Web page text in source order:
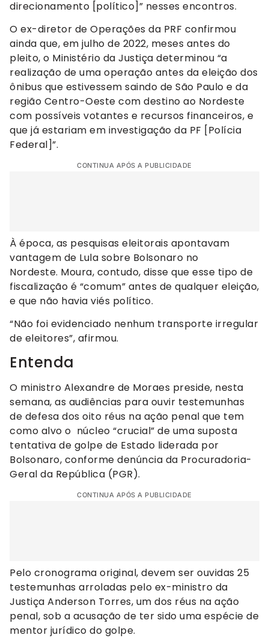
direcionamento [político]” nesses encontros.
O ex-diretor de Operações da PRF confirmou
ainda que, em julho de 2022, meses antes do
pleito, o Ministério da Justiça determinou “a
realização de uma operação antes da eleição dos
ônibus que estivessem saindo de São Paulo e da
região Centro-Oeste com destino ao Nordeste
com possíveis votantes e recursos financeiros, e
que já estariam em investigação da PF [Polícia
Federal]”.
CONTINUA APÓS A PUBLICIDADE
À época, as pesquisas eleitorais apontavam
vantagem de Lula sobre Bolsonaro no
Nordeste. Moura, contudo, disse que esse tipo de
fiscalização é “comum” antes de qualquer eleição,
e que não havia viés político.
“Não foi evidenciado nenhum transporte irregular
de eleitores”, afirmou.
Entenda
O ministro Alexandre de Moraes preside, nesta
semana, as audiências para ouvir testemunhas
de defesa dos oito réus na ação penal que tem
como alvo o núcleo “crucial” de uma suposta
tentativa de golpe de Estado liderada por
Bolsonaro, conforme denúncia da Procuradoria-
Geral da República (PGR).
CONTINUA APÓS A PUBLICIDADE
Pelo cronograma original, devem ser ouvidas 25
testemunhas arroladas pelo ex-ministro da
Justiça Anderson Torres, um dos réus na ação
penal, sob a acusação de ter sido uma espécie de
mentor jurídico do golpe.